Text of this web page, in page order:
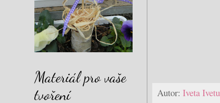
Autor: Iveta
Materiál pro vaše
tvoření